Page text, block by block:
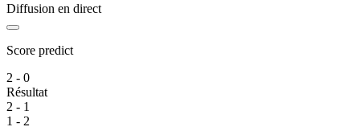
Diffusion en direct
Score predict
2 - 0
Résultat
2 - 1
1 - 2